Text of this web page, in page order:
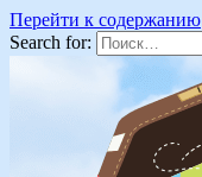
Перейти к содержанию
Search for: